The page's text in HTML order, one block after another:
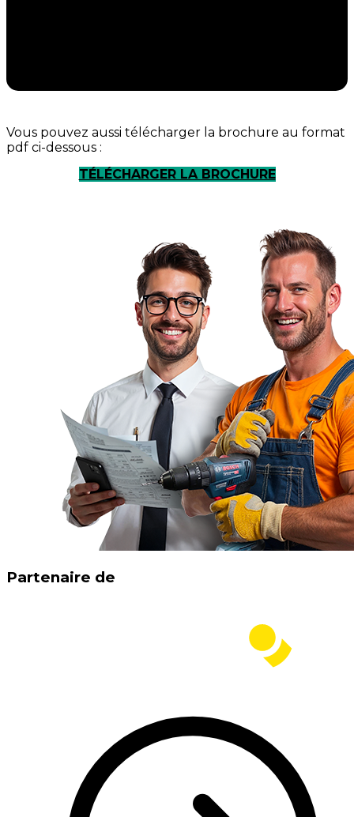
Vous pouvez aussi télécharger la brochure au format
pdf ci-dessous :
TÉLÉCHARGER LA BROCHURE
Partenaire de